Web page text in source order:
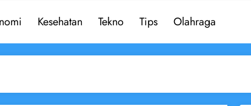
Kesehatan Tekno Tips Olahraga